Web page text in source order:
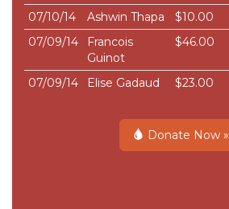
07/10/14
Ashwin Thapa $10.00
07/09/14
Francois
Guinot
$46.00
07/09/14 Elise Gadaud $23.00
Donate Now »